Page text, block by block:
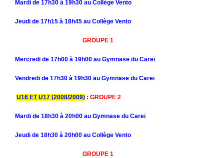
Mardi de 17h30 à 19h30 au Collège Vento
Jeudi de 17h15 à 18h45 au Collège Vento
GROUPE 1
Mercredi de 17h00 à 19h00 au Gymnase du Careï
Vendredi de 17h30 à 19h30 au Gymnase du Careï
U16 ET U17 (2008/2009) : GROUPE 2
Mardi de 18h30 à 20h00 au Gymnase du Careï
Jeudi de 18h30 à 20h00 au Collège Vento
GROUPE 1